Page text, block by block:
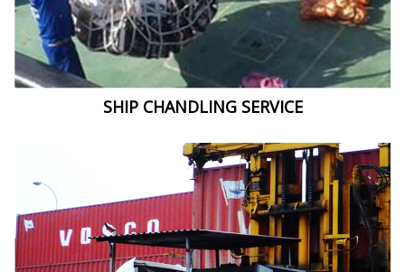
SHIP CHANDLING SERVICE